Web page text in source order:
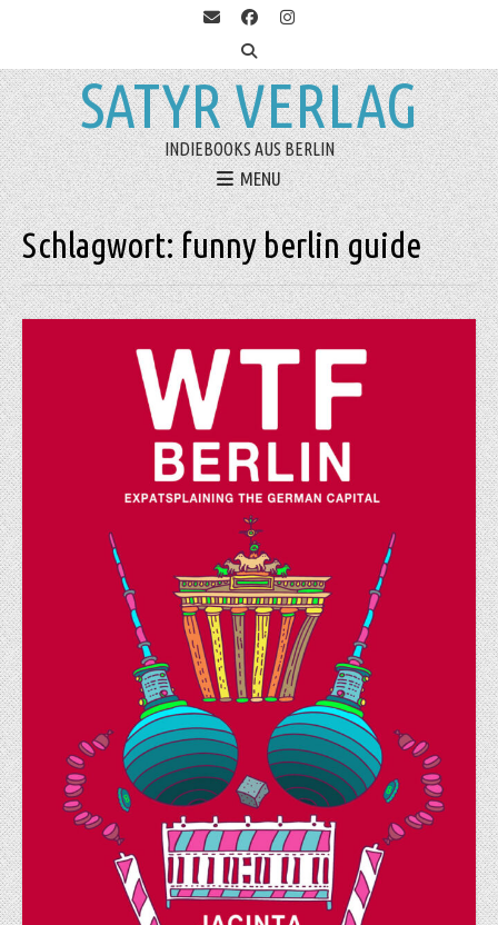
SATYR VERLAG
INDIEBOOKS AUS BERLIN
MENU
Schlagwort:funny berlin guide